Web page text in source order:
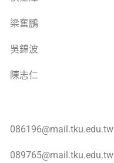
梁奮鵬
吳錦波
陳志仁
086196@mail.tku.edu.tw
089765@mail.tku.edu.tw